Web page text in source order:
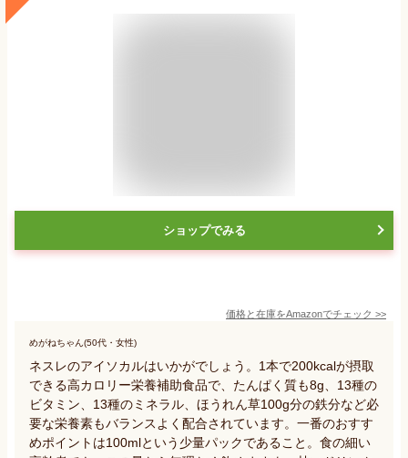
ショップでみる
価格と在庫をAmazonでチェック >>
めがねちゃん(50代・女性)
ネスレのアイソカルはいかがでしょう。1本で200kcalが摂取
できる高カロリー栄養補助食品で、たんぱく質も8g、13種の
ビタミン、13種のミネラル、ほうれん草100g分の鉄分など必
要な栄養素もバランスよく配合されています。一番のおすす
めポイントは100mlという少量パックであること。食の細い